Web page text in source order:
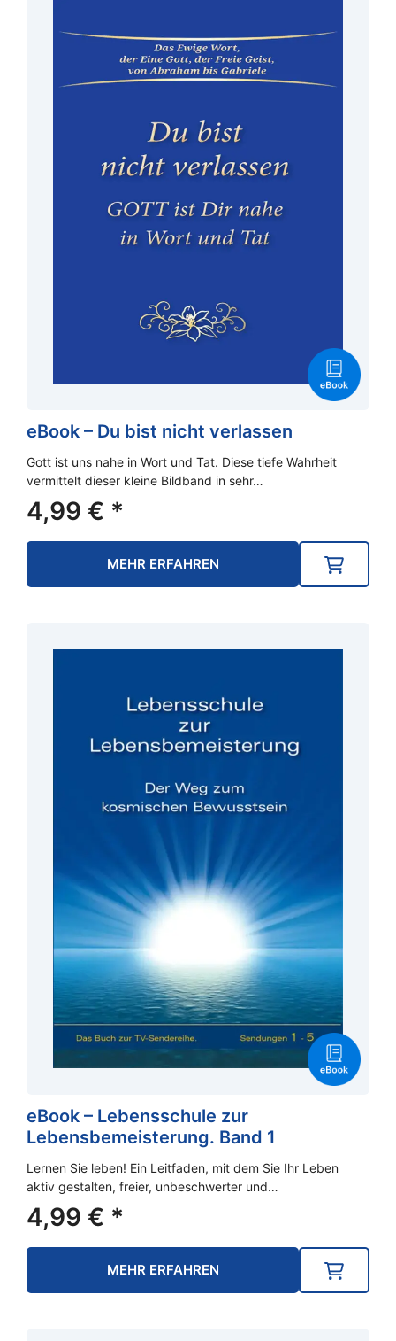
eBook – Du bist nicht verlassen
Gott ist uns nahe in Wort und Tat. Diese tiefe Wahrheit
vermittelt dieser kleine Bildband in sehr…
4,99 € *
MEHR ERFAHREN
eBook – Lebensschule zur
Lebensbemeisterung. Band 1
Lernen Sie leben! Ein Leitfaden, mit dem Sie Ihr Leben
aktiv gestalten, freier, unbeschwerter und…
4,99 € *
MEHR ERFAHREN